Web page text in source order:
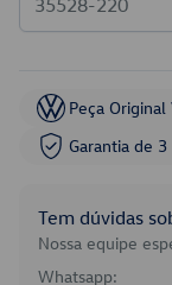
Peça
Garantia de
Tem dúvidas
Nossa equipe
Whatsapp: